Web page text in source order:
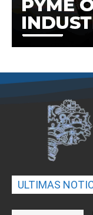
ULTIMAS